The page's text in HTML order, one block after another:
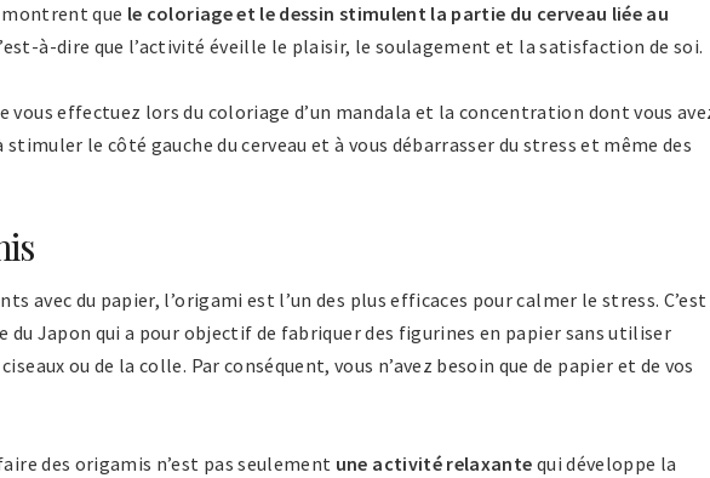
montrent que le coloriage et le dessin stimulent la partie du cerveau liée au
à-dire que l’activité éveille le plaisir, le soulagement et la satisfaction de soi.
vous effectuez lors du coloriage d’un mandala et la concentration dont vous
stimuler le côté gauche du cerveau et à vous débarrasser du stress et même des
avec du papier, l’origami est l’un des plus efficaces pour calmer le stress. C’est
Japon qui a pour objectif de fabriquer des figurines en papier sans utiliser
ou de la colle. Par conséquent, vous n’avez besoin que de papier et de vos
des origamis n’est pas seulement une activité relaxante qui développe la